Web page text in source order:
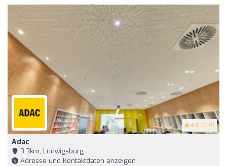
4.3 (200)
Adac
3,3km, Ludwigsburg
Adresse und Kontaktdaten anzeigen